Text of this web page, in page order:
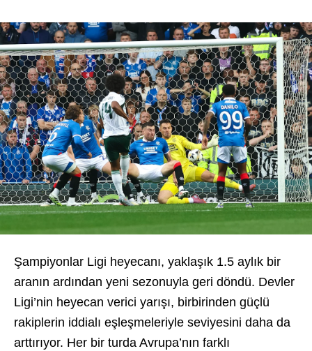
Şampiyonlar Ligi heyecanı, yaklaşık 1.5 aylık bir
aranın ardından yeni sezonuyla geri döndü. Devler
Ligi’nin heyecan verici yarışı, birbirinden güçlü
rakiplerin iddialı eşleşmeleriyle seviyesini daha da
arttırıyor. Her bir turda Avrupa’nın farklı